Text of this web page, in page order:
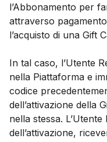
l’Abbonamento per
attraverso
l’acquisto di una Gift
In tal caso, l’Utente
nella Piattaforma e
codice
dell’attivazione della
nella stessa.
dell’attivazione,